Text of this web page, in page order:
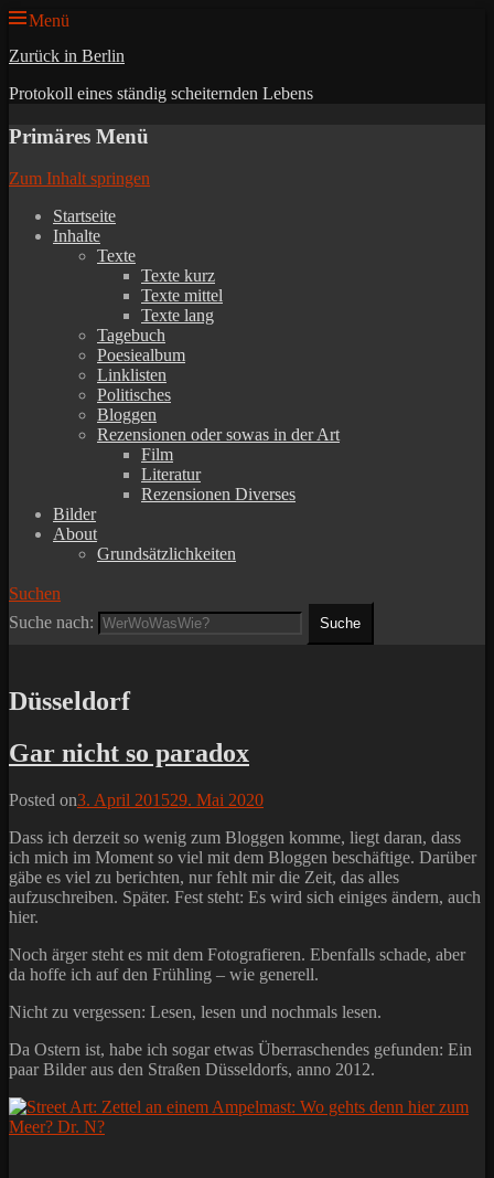
Menü
Zurück in Berlin
Protokoll eines ständig scheiternden Lebens
Primäres Menü
Zum Inhalt springen
Startseite
Inhalte
Texte
Texte kurz
Texte mittel
Texte lang
Tagebuch
Poesiealbum
Linklisten
Politisches
Bloggen
Rezensionen oder sowas in der Art
Film
Literatur
Rezensionen Diverses
Bilder
About
Grundsätzlichkeiten
Suchen
Suche nach:
Düsseldorf
Gar nicht so paradox
Posted on3. April 201529. Mai 2020
Dass ich derzeit so wenig zum Bloggen komme, liegt daran, dass
ich mich im Moment so viel mit dem Bloggen beschäftige. Darüber
gäbe es viel zu berichten, nur fehlt mir die Zeit, das alles
aufzuschreiben. Später. Fest steht: Es wird sich einiges ändern, auch
hier.
Noch ärger steht es mit dem Fotografieren. Ebenfalls schade, aber
da hoffe ich auf den Frühling – wie generell.
Nicht zu vergessen: Lesen, lesen und nochmals lesen.
Da Ostern ist, habe ich sogar etwas Überraschendes gefunden: Ein
paar Bilder aus den Straßen Düsseldorfs, anno 2012.